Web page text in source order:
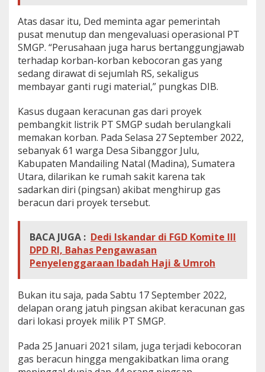
Atas dasar itu, Ded meminta agar pemerintah
pusat menutup dan mengevaluasi operasional PT
SMGP. “Perusahaan juga harus bertanggungjawab
terhadap korban-korban kebocoran gas yang
sedang dirawat di sejumlah RS, sekaligus
membayar ganti rugi material,” pungkas DIB.
Kasus dugaan keracunan gas dari proyek
pembangkit listrik PT SMGP sudah berulangkali
memakan korban. Pada Selasa 27 September 2022,
sebanyak 61 warga Desa Sibanggor Julu,
Kabupaten Mandailing Natal (Madina), Sumatera
Utara, dilarikan ke rumah sakit karena tak
sadarkan diri (pingsan) akibat menghirup gas
beracun dari proyek tersebut.
BACA JUGA : Dedi Iskandar di FGD Komite III
DPD RI, Bahas Pengawasan
Penyelenggaraan Ibadah Haji & Umroh
Bukan itu saja, pada Sabtu 17 September 2022,
delapan orang jatuh pingsan akibat keracunan gas
dari lokasi proyek milik PT SMGP.
Pada 25 Januari 2021 silam, juga terjadi kebocoran
gas beracun hingga mengakibatkan lima orang